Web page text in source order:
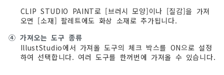
CLIP STUDIO PAINT로 [브러시 모양]이나 [질감]을 가져
오면 [소재] 팔레트에도 화상 소재로 추가됩니다.
④ 가져오는 도구 종류
IllustStudio에서 가져올 도구의 체크 박스를 ON으로 설정
하여 선택합니다. 여러 도구를 한꺼번에 가져올 수 있습니다.